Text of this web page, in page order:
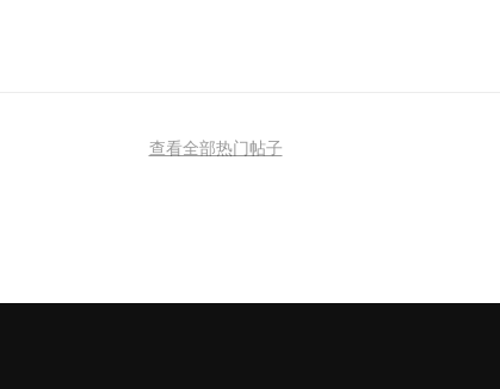
查看全部热门帖子